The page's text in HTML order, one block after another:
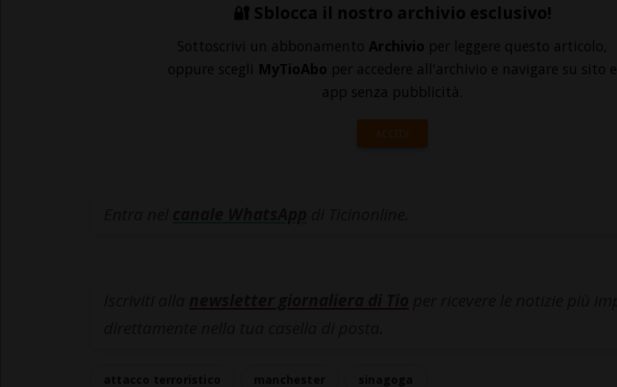
🔐 Sblocca il nostro archivio esclusivo!
Sottoscrivi un abbonamento Archivio per leggere questo articolo,
oppure scegli MyTioAbo per accedere all'archivio e navigare su sito e
app senza pubblicità.
ACCEDI